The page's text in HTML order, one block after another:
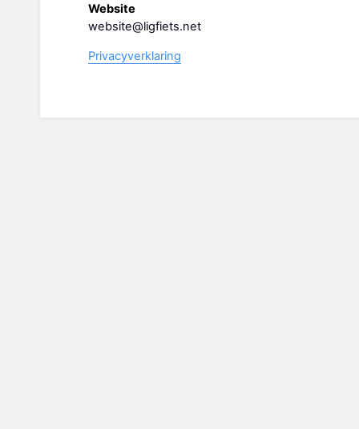
Website
website@ligfiets.net
Privacyverklaring